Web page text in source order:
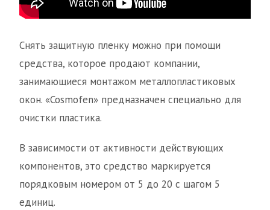
Снять защитную пленку можно при помощи
средства, которое продают компании,
занимающиеся монтажом металлопластиковых
окон. «Cosmofen» предназначен специально для
очистки пластика.
В зависимости от активности действующих
компонентов, это средство маркируется
порядковым номером от 5 до 20 с шагом 5
единиц.